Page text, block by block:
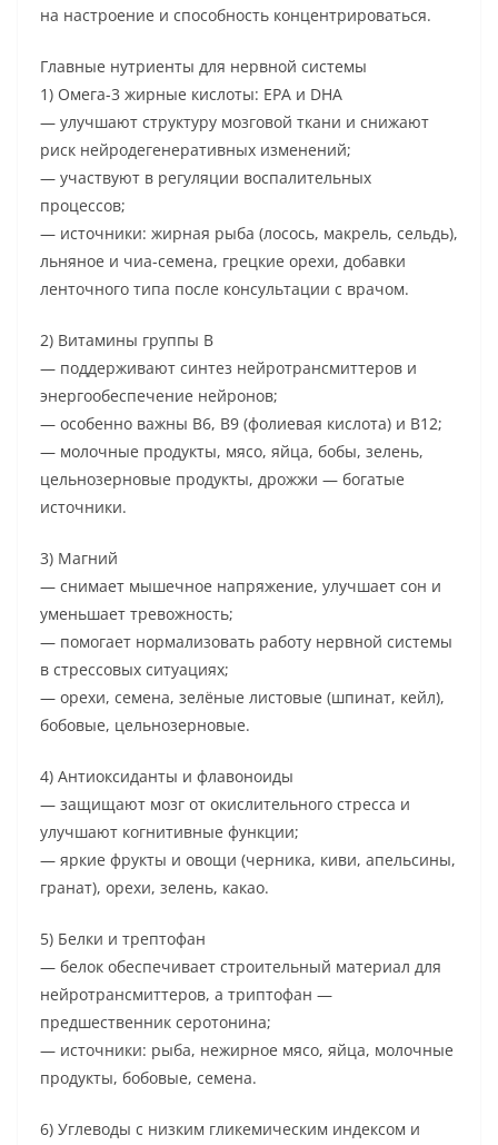
на настроение и способность концентрироваться.
Главные нутриенты для нервной системы
1) Омега-3 жирные кислоты: EPA и DHA
— улучшают структуру мозговой ткани и снижают
риск нейродегенеративных изменений;
— участвуют в регуляции воспалительных
процессов;
— источники: жирная рыба (лосось, макрель, сельдь),
льняное и чиа-семена, грецкие орехи, добавки
ленточного типа после консультации с врачом.
2) Витамины группы B
— поддерживают синтез нейротрансмиттеров и
энергообеспечение нейронов;
— особенно важны B6, B9 (фолиевая кислота) и B12;
— молочные продукты, мясо, яйца, бобы, зелень,
цельнозерновые продукты, дрожжи — богатые
источники.
3) Магний
— снимает мышечное напряжение, улучшает сон и
уменьшает тревожность;
— помогает нормализовать работу нервной системы
в стрессовых ситуациях;
— орехи, семена, зелёные листовые (шпинат, кейл),
бобовые, цельнозерновые.
4) Антиоксиданты и флавоноиды
— защищают мозг от окислительного стресса и
улучшают когнитивные функции;
— яркие фрукты и овощи (черника, киви, апельсины,
гранат), орехи, зелень, какао.
5) Белки и трептофан
— белок обеспечивает строительный материал для
нейротрансмиттеров, а триптофан —
предшественник серотонина;
— источники: рыба, нежирное мясо, яйца, молочные
продукты, бобовые, семена.
6) Углеводы с низким гликемическим индексом и